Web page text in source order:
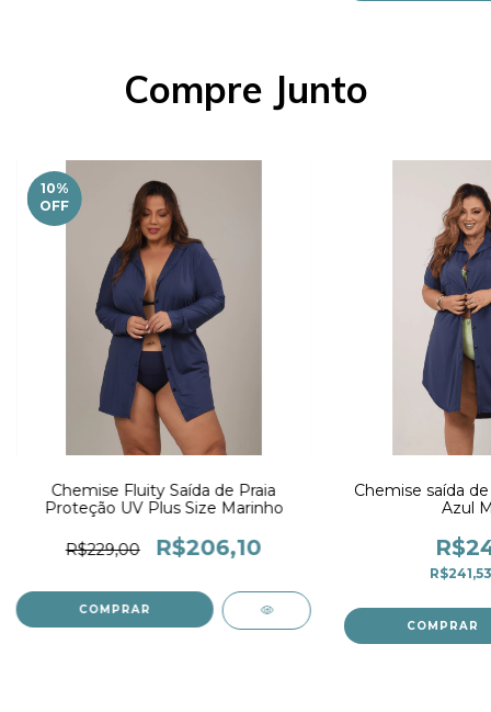
Compre Junto
10%
OFF
Chemise Fluity Saída de Praia
Proteção UV Plus Size Marinho
R$229,00 R$206,10
COMPRAR
Chemise saída
Azul
COMPRAR